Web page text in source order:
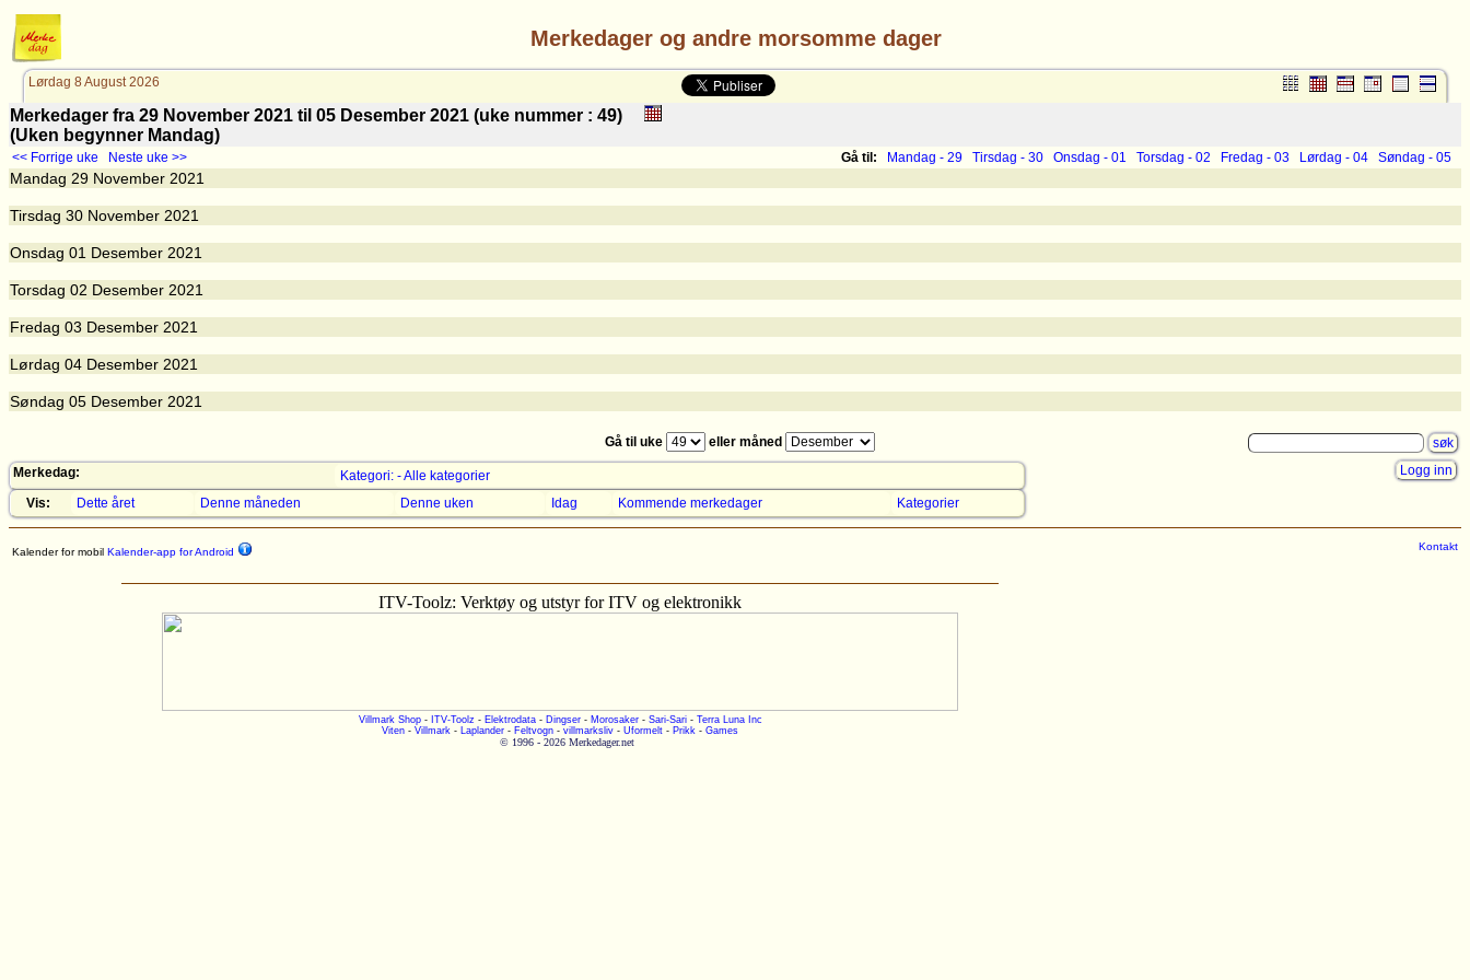
Merkedager og andre morsomme dager
Lørdag 8 August 2026
Merkedager fra 29 November 2021 til 05 Desember 2021 (uke nummer : 49)
(Uken begynner Mandag)
<< Forrige uke Neste uke >> Gå til: Mandag - 29 Tirsdag - 30 Onsdag - 01 Torsdag - 02 Fredag - 03 Lørdag - 04 Søndag - 05
Mandag 29 November 2021
Tirsdag 30 November 2021
Onsdag 01 Desember 2021
Torsdag 02 Desember 2021
Fredag 03 Desember 2021
Lørdag 04 Desember 2021
Søndag 05 Desember 2021
Gå til uke
eller måned
Merkedag:
Kategori: - Alle kategorier
Vis:
Dette året Denne måneden Denne uken Idag Kommende merkedager Kategorier
Logg inn
Kalender for mobil Kalender-app for Android
ITV-Toolz: Verktøy og utstyr for ITV og elektronikk
Villmark Shop- ITV-Toolz - Elektrodata- Dingser- Morosaker- Sari-Sari- Terra Luna Inc
Viten - Villmark - Laplander - Feltvogn - villmarksliv - Uformelt - Prikk - Games
© 1996 - 2026 Merkedager.net
Kontakt